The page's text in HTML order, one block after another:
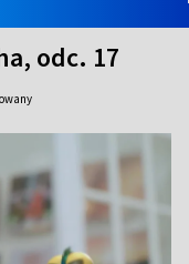
odc. 17